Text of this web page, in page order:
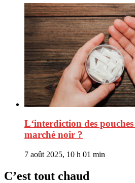
L‘interdiction des
marché noir ?
7 août 2025, 10 h 01 min
C’est tout chaud